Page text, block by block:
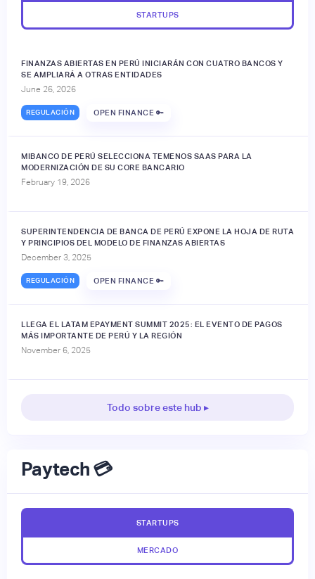
STARTUPS
FINANZAS ABIERTAS EN PERÚ INICIARÁN CON CUATRO BANCOS Y
SE AMPLIARÁ A OTRAS ENTIDADES
June 26, 2026
REGULACIÓN OPEN FINANCE 🔑
MIBANCO DE PERÚ SELECCIONA TEMENOS SAAS PARA LA
MODERNIZACIÓN DE SU CORE BANCARIO
February 19, 2026
SUPERINTENDENCIA DE BANCA DE PERÚ EXPONE LA HOJA DE RUTA
Y PRINCIPIOS DEL MODELO DE FINANZAS ABIERTAS
December 3, 2025
REGULACIÓN OPEN FINANCE 🔑
LLEGA EL LATAM EPAYMENT SUMMIT 2025: EL EVENTO DE PAGOS
MÁS IMPORTANTE DE PERÚ Y LA REGIÓN
November 6, 2025
Todo sobre este hub ▸
Paytech 💳
STARTUPS
MERCADO